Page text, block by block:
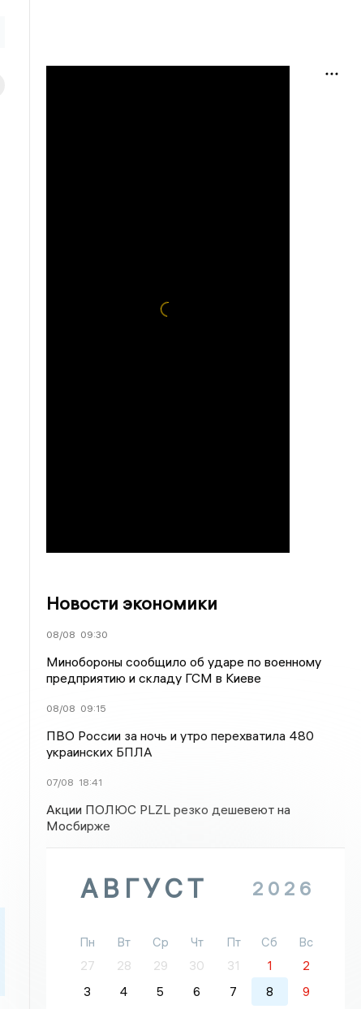
Новости экономики
08/08 09:30
Минобороны сообщило об ударе по военному
предприятию и складу ГСМ в Киеве
08/08 09:15
ПВО России за ночь и утро перехватила 480
украинских БПЛА
07/08 18:41
Акции ПОЛЮС PLZL резко дешевеют на
Мосбирже
АВГУСТ 2026
Пн Вт Ср Чт Пт Сб
Вс
27
28 29 30 31 1
2
3
4 5 6 7 8
9